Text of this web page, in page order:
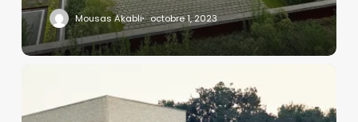
Mousas Akabli octobre 1, 2023